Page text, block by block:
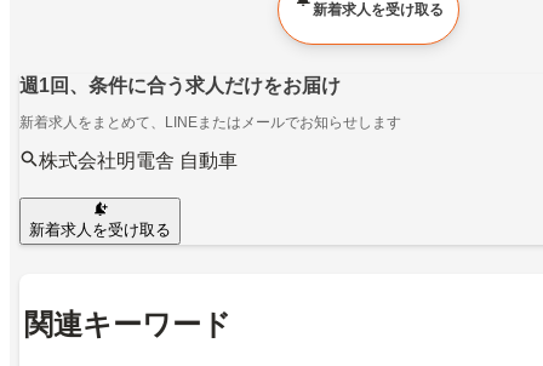
新着求人を受け取る
週1回、条件に合う求人だけをお届け
新着求人をまとめて、LINEまたはメールでお知らせします
株式会社明電舎 自動車
新着求人を受け取る
関連キーワード